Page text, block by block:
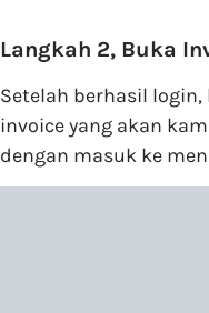
Langkah 2, Buka
Setelah berhasil
invoice yang akan
dengan masuk ke